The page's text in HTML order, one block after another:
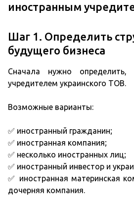
иностранным
Шаг 1. Определить
будущего бизнеса
Сначала нужно
учредителем украинского ТОВ.
Возможные варианты:
✅ иностранный гражданин;
✅ иностранная компания;
✅ несколько иностранных лиц;
✅ иностранный инвестор и
✅ иностранная материнская
дочерняя компания.